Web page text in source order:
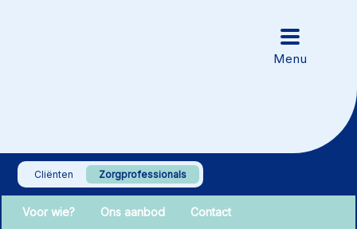
Cliënten Zorgprofessionals
Voor wie? Ons aanbod Contact